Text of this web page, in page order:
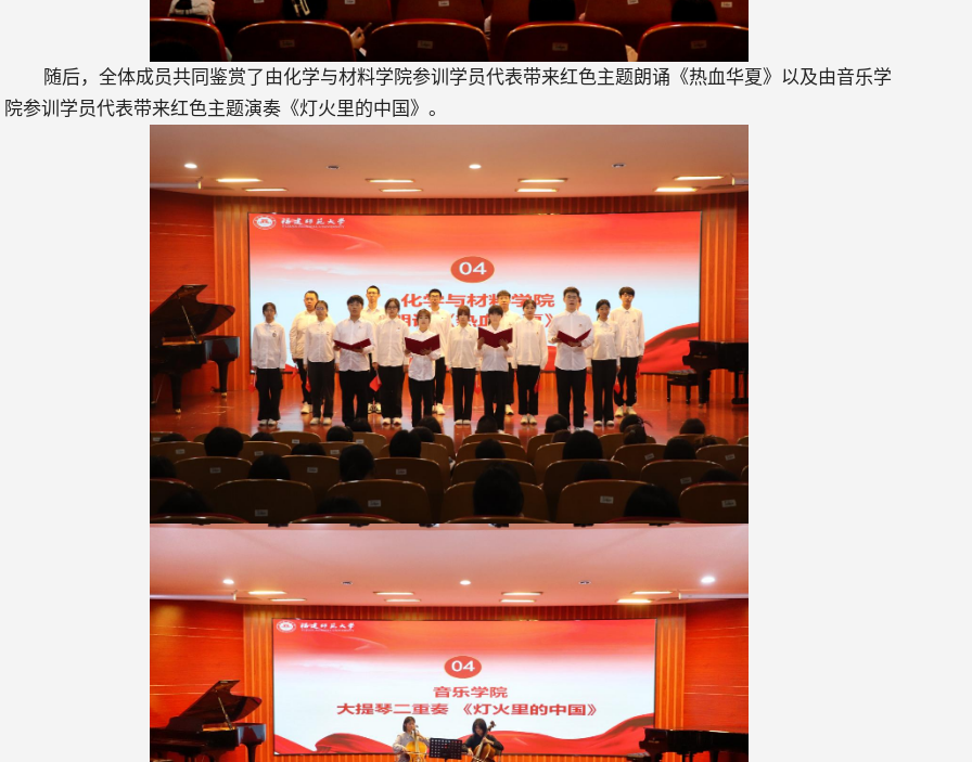
随后，全体成员共同鉴赏了由化学与材料学院参训学员代表带来红色主题朗诵《热血华夏》以及由音乐学
院参训学员代表带来红色主题演奏《灯火里的中国》。